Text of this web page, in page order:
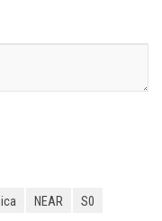
NEAR
S0